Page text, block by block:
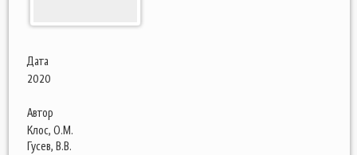
Дата
2020
Автор
Клос, О.М.
Гусев, В.В.